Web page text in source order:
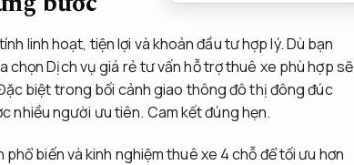
linh hoạt, tiện lợi và khoản đầu tư hợp lý. Dù bạn
chọn Dịch vụ giá rẻ tư vấn hỗ trợ thuê xe phù hợp sẽ
biệt trong bối cảnh giao thông đô thị đông đúc
nhiều người ưu tiên. Cam kết đúng hẹn.
biến và kinh nghiệm thuê xe 4 chỗ để tối ưu hơn